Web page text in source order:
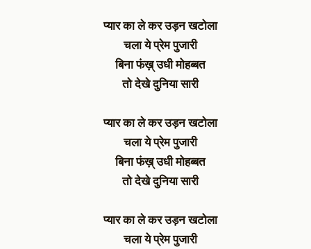
प्यार का ले कर उड़न खटोला
चला ये प्रेम पुजारी
बिना फंख़् उधी मोहब्बत
तो देखे दुनिया सारी
प्यार का ले कर उड़न खटोला
चला ये प्रेम पुजारी
बिना फंख़् उधी मोहब्बत
तो देखे दुनिया सारी
प्यार का ले कर उड़न खटोला
चला ये प्रेम पुजारी